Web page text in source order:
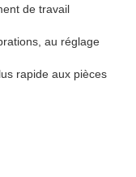
de travail
au réglage
rapide aux pièces